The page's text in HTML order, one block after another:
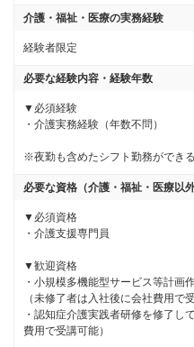
介護・福祉・医療の実務経験
経験者限定
必要な経験内容・経験年数
▼必須経験
・介護実務経験（年数不問）
※夜勤も含めたシフト勤務ができ
必要な資格（介護・福祉・医療以外
▼必須資格
・介護支援専門員
▼歓迎資格
・小規模多機能型サービス等計画
（未修了者は入社後に会社費用で
・認知症介護実践者研修を修了し
費用で受講可能）